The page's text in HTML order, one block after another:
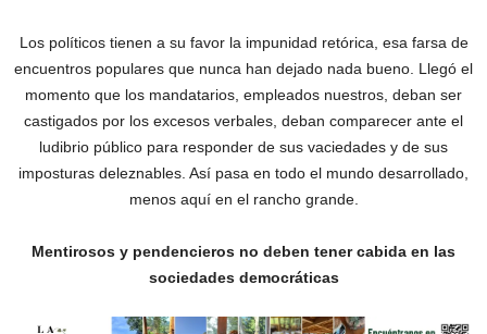
Los políticos tienen a su favor la impunidad retórica, esa farsa de
encuentros populares que nunca han dejado nada bueno. Llegó el
momento que los mandatarios, empleados nuestros, deban ser
castigados por los excesos verbales, deban comparecer ante el
ludibrio público para responder de sus vaciedades y de sus
imposturas deleznables. Así pasa en todo el mundo desarrollado,
menos aquí en el rancho grande.
Mentirosos y pendencieros no deben tener cabida en las
sociedades democráticas